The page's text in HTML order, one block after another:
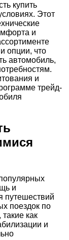
купить
Этот
и
опции, что
автомобиль,
и
трейд-
и
путешествий
поездок по
как
и